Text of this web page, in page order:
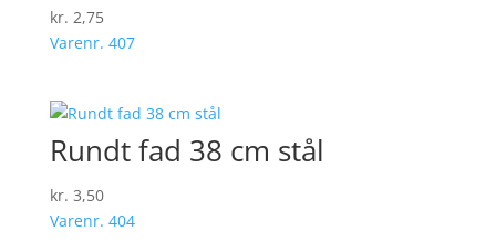
kr. 2,75
Varenr. 407
Rundt fad 38 cm stål
kr. 3,50
Varenr. 404